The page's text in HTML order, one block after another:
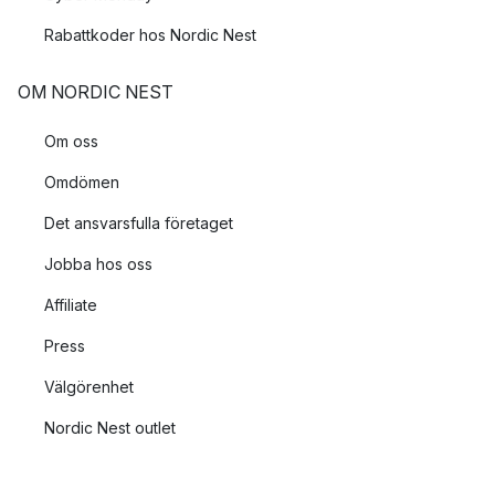
Rabattkoder hos Nordic Nest
OM NORDIC NEST
Om oss
Omdömen
Det ansvarsfulla företaget
Jobba hos oss
Affiliate
Press
Välgörenhet
Nordic Nest outlet